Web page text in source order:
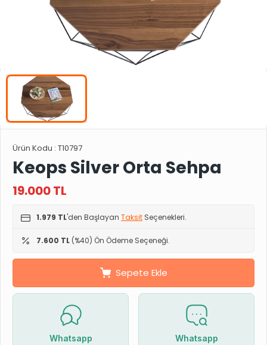
Ürün Kodu : T10797
Keops Silver Orta Sehpa
19.000TL
1.979 TL'den Başlayan Taksit Seçenekleri.
7.600 TL (%40) Ön Ödeme Seçeneği.
Sepete Ekle
Whatsapp
Whatsapp